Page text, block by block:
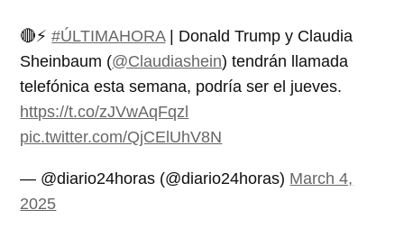
🔴⚡#ÚLTIMAHORA| Donald Trump y Claudia
Sheinbaum (@Claudiashein) tendrán llamada
telefónica esta semana, podría ser el jueves.
https://t.co/zJVwAqFqzl
pic.twitter.com/QjCElUhV8N
— @diario24horas (@diario24horas) March 4,
2025